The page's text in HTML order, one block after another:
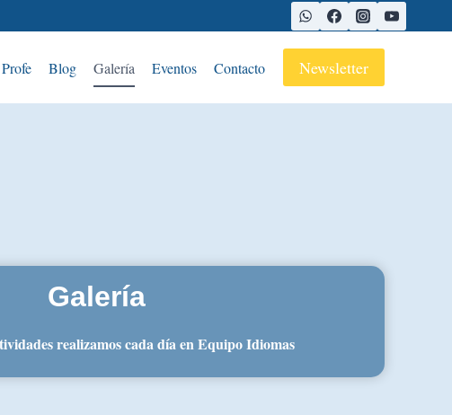
Blog Galería Eventos Contacto Newsletter
Galería
realizamos cada día en Equipo Idiomas